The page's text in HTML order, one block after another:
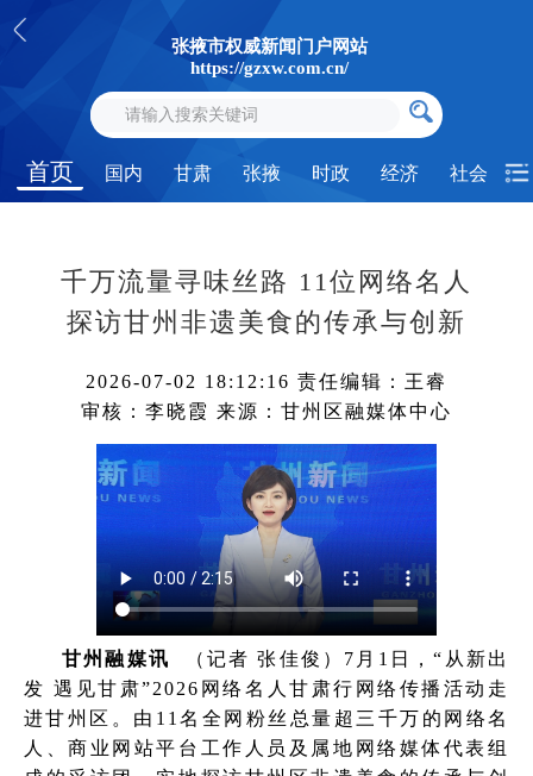
张掖市权威新闻门户网站
https://gzxw.com.cn/
首页 国内 甘肃 张掖 时政 经济 社会
千万流量寻味丝路 11位网络名人
探访甘州非遗美食的传承与创新
2026-07-02 18:12:16 责任编辑：王睿
审核：李晓霞 来源：甘州区融媒体中心
甘州融媒讯
（记者 张佳俊）7月1日，“从新出
发 遇见甘肃”2026网络名人甘肃行网络传播活动走
进甘州区。由11名全网粉丝总量超三千万的网络名
人、商业网站平台工作人员及属地网络媒体代表组